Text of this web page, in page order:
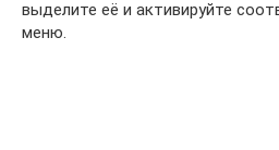
выделите её и активируйте
меню.